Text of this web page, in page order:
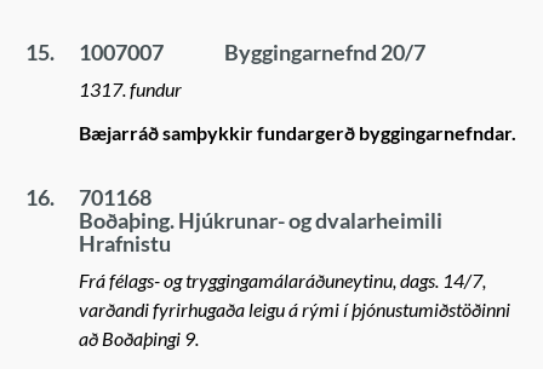
15. 1007007 Byggingarnefnd 20/7
1317. fundur
Bæjarráð samþykkir fundargerð byggingarnefndar.
16.
701168
Boðaþing. Hjúkrunar- og dvalarheimili
Hrafnistu
Frá félags- og tryggingamálaráðuneytinu, dags. 14/7,
varðandi fyrirhugaða leigu á rými í þjónustumiðstöðinni
að Boðaþingi 9.